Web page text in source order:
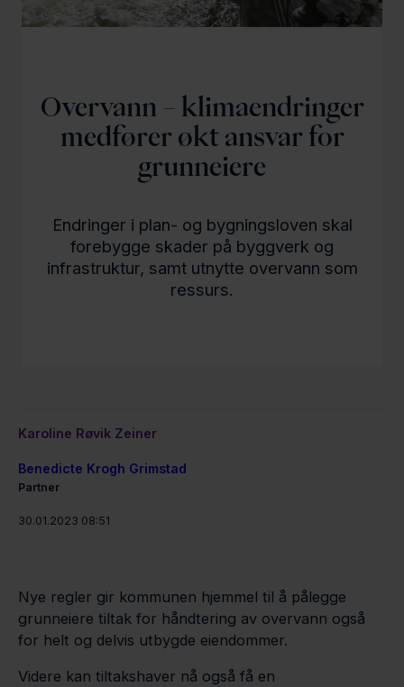
Overvann – klimaendringer
medfører økt ansvar for
grunneiere
Endringer i plan- og bygningsloven skal
forebygge skader på byggverk og
infrastruktur, samt utnytte overvann som
ressurs.
Karoline Røvik Zeiner
Benedicte Krogh Grimstad
Partner
30.01.2023 08:51
Nye regler gir kommunen hjemmel til å pålegge
grunneiere tiltak for håndtering av overvann også
for helt og delvis utbygde eiendommer.
Videre kan tiltakshaver nå også få en